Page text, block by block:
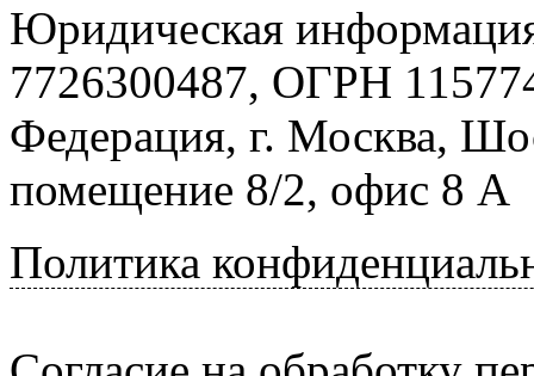
Юридическая
7726300487, ОГРН
Федерация, г. Москва,
помещение 8/2, офис 8 А
Политика